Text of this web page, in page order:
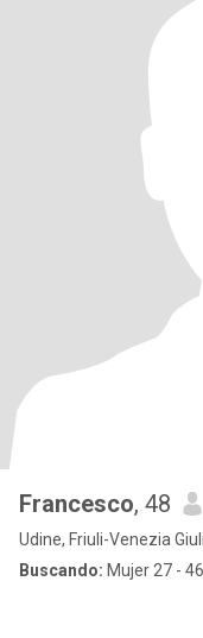
Francesco, 48
Udine, Friuli-Venezia
Buscando: Mujer 27 - 46